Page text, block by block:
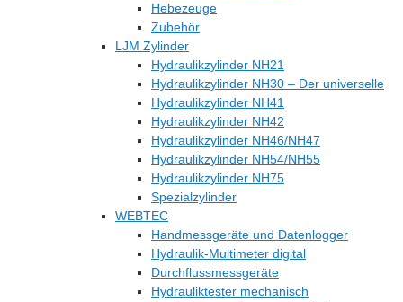
Hebezeuge
Zubehör
LJM Zylinder
Hydraulikzylinder NH21
Hydraulikzylinder NH30 – Der universelle
Hydraulikzylinder NH41
Hydraulikzylinder NH42
Hydraulikzylinder NH46/NH47
Hydraulikzylinder NH54/NH55
Hydraulikzylinder NH75
Spezialzylinder
WEBTEC
Handmessgeräte und Datenlogger
Hydraulik-Multimeter digital
Durchflussmessgeräte
Hydrauliktester mechanisch